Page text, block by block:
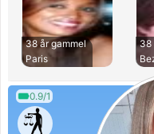
38 år gammel
Paris
38
0.9/1